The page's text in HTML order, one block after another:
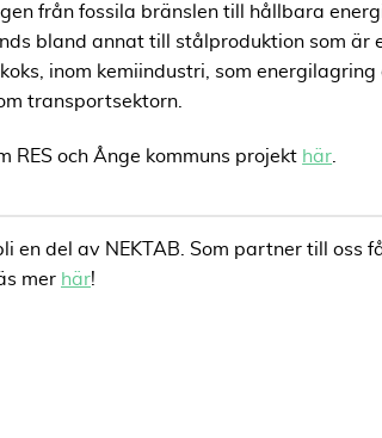
från fossila bränslen till hållbara
bland annat till stålproduktion som är
inom kemiindustri, som energilagring
transportsektorn.
RES och Ånge kommuns projekt här
del av NEKTAB. Som partner till oss
mer här!